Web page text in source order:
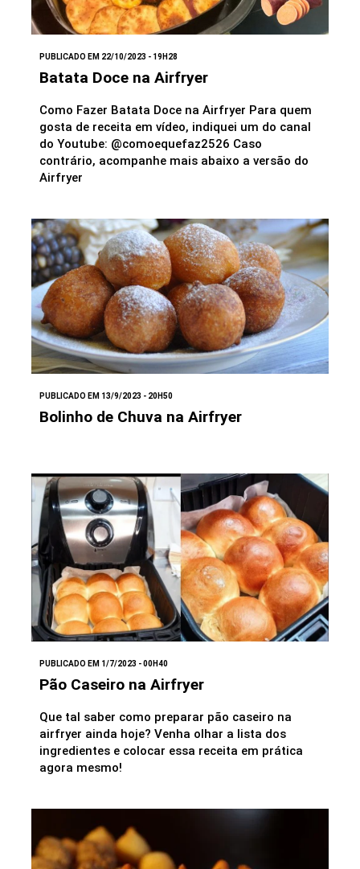
PUBLICADO EM 22/10/2023 - 19H28
Batata Doce na Airfryer
Como Fazer Batata Doce na Airfryer Para quem
gosta de receita em vídeo, indiquei um do canal
do Youtube: @comoequefaz2526 Caso
contrário, acompanhe mais abaixo a versão do
Airfryer
PUBLICADO EM 13/9/2023 - 20H50
Bolinho de Chuva na Airfryer
PUBLICADO EM 1/7/2023 - 00H40
Pão Caseiro na Airfryer
Que tal saber como preparar pão caseiro na
airfryer ainda hoje? Venha olhar a lista dos
ingredientes e colocar essa receita em prática
agora mesmo!